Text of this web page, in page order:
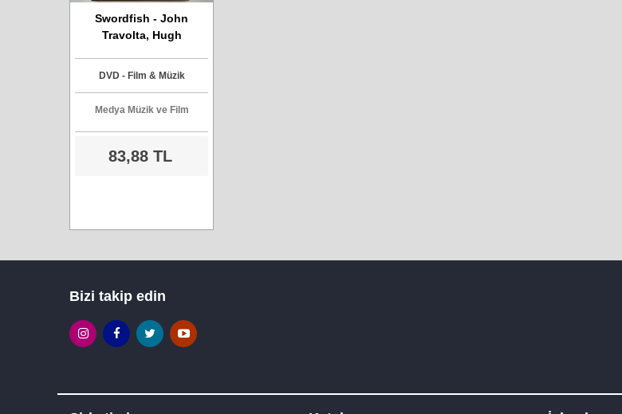
Swordfish - John
Travolta, Hugh
DVD - Film & Müzik
Medya Müzik ve Film
83,88 TL
Bizi takip edin